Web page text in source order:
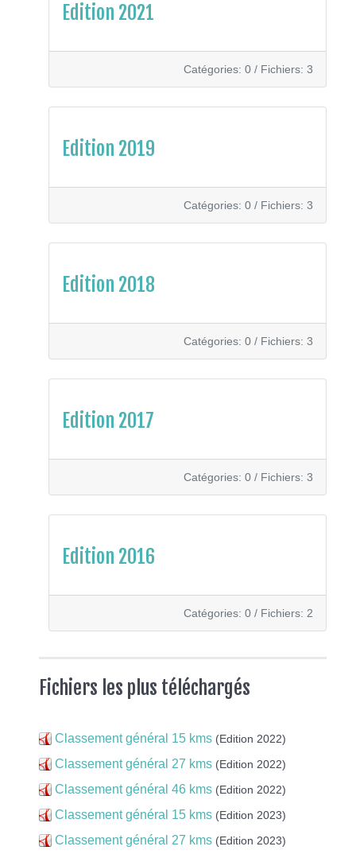
Edition 2021
Catégories: 0 / Fichiers: 3
Edition 2019
Catégories: 0 / Fichiers: 3
Edition 2018
Catégories: 0 / Fichiers: 3
Edition 2017
Catégories: 0 / Fichiers: 3
Edition 2016
Catégories: 0 / Fichiers: 2
Fichiers les plus téléchargés
Classement général 15 kms (Edition 2022)
Classement général 27 kms (Edition 2022)
Classement général 46 kms (Edition 2022)
Classement général 15 kms (Edition 2023)
Classement général 27 kms (Edition 2023)